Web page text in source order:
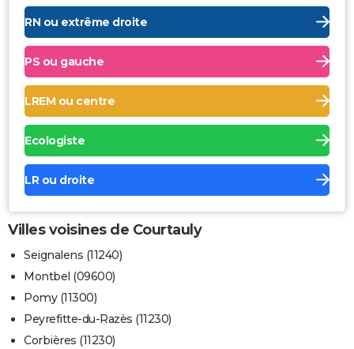
RN ou extrême droite
PS ou gauche
LREM ou centre
Ecologiste
LR ou droite
Villes voisines de Courtauly
Seignalens (11240)
Montbel (09600)
Pomy (11300)
Peyrefitte-du-Razès (11230)
Corbières (11230)